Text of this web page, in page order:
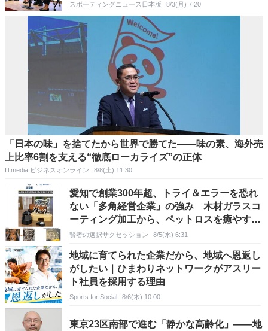
スポーティングニュース日本版 8/3(月) 7:20
「日本の味」を捨てたから世界で勝てた――味の素、海外売
上比率6割を支える“徹底ローカライズ”の正体
ITmedia ビジネスオンライン 8/8(土) 11:30
愛知で創業300年超、トライ＆エラーを恐れ
ない「多角経営企業」の強み 木材ガラスコ
ーティング加工から、ペットロスを癒やす製
品まで
賢者の選択サクセッション 8/5(水) 6:31
地域に育てられた企業だから、地域へ恩返し
がしたい｜ひまわりネットワークがアスリー
ト社員を採用する理由
Sports for Social 8/6(木) 10:00
東京23区南部で進む「静かな高齢化」――地